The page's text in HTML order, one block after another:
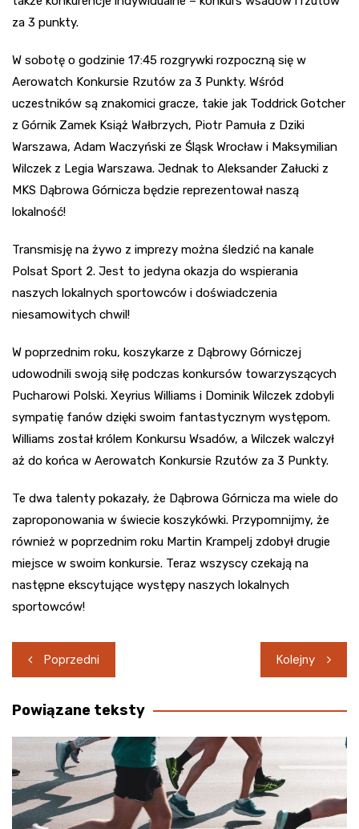
za 3 punkty.
W sobotę o godzinie 17:45 rozgrywki rozpoczną się w
Aerowatch Konkursie Rzutów za 3 Punkty. Wśród
uczestników są znakomici gracze, takie jak Toddrick Gotcher
z Górnik Zamek Książ Wałbrzych, Piotr Pamuła z Dziki
Warszawa, Adam Waczyński ze Śląsk Wrocław i Maksymilian
Wilczek z Legia Warszawa. Jednak to Aleksander Załucki z
MKS Dąbrowa Górnicza będzie reprezentował naszą
lokalność!
Transmisję na żywo z imprezy można śledzić na kanale
Polsat Sport 2. Jest to jedyna okazja do wspierania
naszych lokalnych sportowców i doświadczenia
niesamowitych chwil!
W poprzednim roku, koszykarze z Dąbrowy Górniczej
udowodnili swoją siłę podczas konkursów towarzyszących
Pucharowi Polski. Xeyrius Williams i Dominik Wilczek zdobyli
sympatię fanów dzięki swoim fantastycznym występom.
Williams został królem Konkursu Wsadów, a Wilczek walczył
aż do końca w Aerowatch Konkursie Rzutów za 3 Punkty.
Te dwa talenty pokazały, że Dąbrowa Górnicza ma wiele do
zaproponowania w świecie koszykówki. Przypomnijmy, że
również w poprzednim roku Martin Krampelj zdobył drugie
miejsce w swoim konkursie. Teraz wszyscy czekają na
następne ekscytujące występy naszych lokalnych
sportowców!
Nawigacja
wpisu
Poprzedni Kolejny
Powiązane teksty